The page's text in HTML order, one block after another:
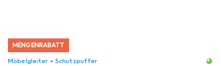
MENGENRABATT
Möbelgleiter + Schutzpuffer